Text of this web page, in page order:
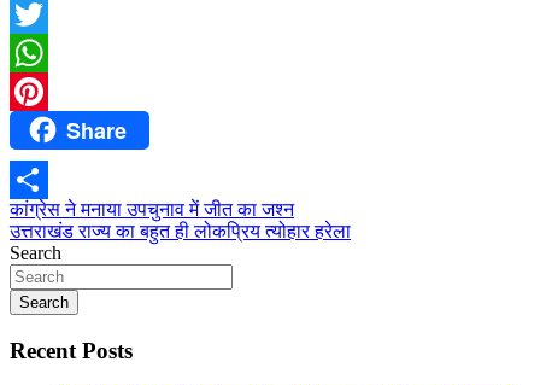
Facebook
Twitter
WhatsApp
PinterestShare
Share
Post
navigation
कांग्रेस ने मनाया उपचुनाव में जीत का जश्न
उत्तराखंड राज्य का बहुत ही लोकप्रिय त्योहार हरेला
Search
Search
Recent Posts